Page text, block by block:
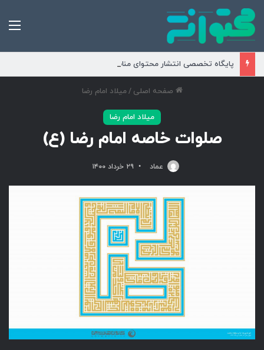
پایگاه تخصصی انتشار محتوای مناسبتی و موضوعی
صفحه اصلی /میلاد امام رضا
میلاد امام رضا
صلوات خاصه امام رضا (ع)
عماد ۲۹ خرداد ۱۴۰۰